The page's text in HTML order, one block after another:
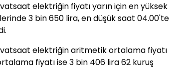
elektriğin fiyatı yarın için en yüksek
3 bin 650 lira, en düşük saat 04.00'te
elektriğin aritmetik ortalama fiyatı
fiyatı ise 3 bin 406 lira 62 kuruş